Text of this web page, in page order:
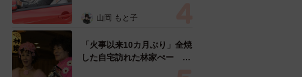
憩まで分刻み… 「大学生で
山岡 もと子
「火事以来10カ月ぶり」全焼
した自宅訪れた林家ぺー 内